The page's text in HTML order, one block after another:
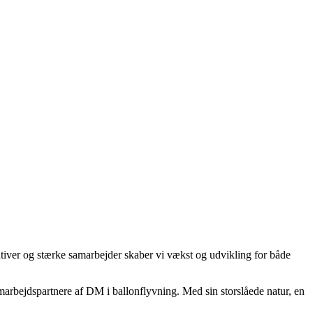
og stærke samarbejder skaber vi vækst og udvikling for både
af DM i ballonflyvning. Med sin storslåede natur, en